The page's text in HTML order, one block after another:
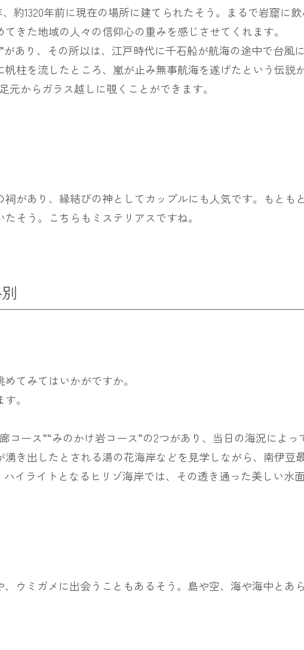
約1320年前に現在の場所に建てられたそう。まるで岩窟に
きた地域の人々の信仰心の重みを感じさせてくれます。
あり、その所以は、江戸時代に千石船が航海の途中で台風
柱を流したところ、嵐が止み無事航海を遂げたという伝説
元からガラス越しに覗くことができます。
があり、縁結びの神としてカップルにも人気です。もとも
そう。こちらもミステリアスですね。
てみてはいかがですか。
。
ース”“みのかけ岩コース”の2つがあり、当日の海況によっ
き出したとされる湯の花海岸などを見学しながら、南伊豆
イライトとなるヒリゾ海岸では、その透き通った美しい水面
ウミガメに出会うこともあるそう。島や空、海や海中とあ